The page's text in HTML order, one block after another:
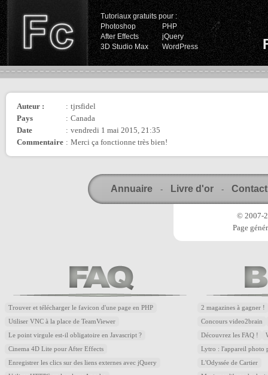
Tutoriaux gratuits pour :
Photoshop
PHP
After Effects
jQuery
3D Studio Max
WordPress
Auteur : : tjrsfidel
Pays
: Canada
Date
: vendredi 1 mai 2015, 21:35
Commentaire : Merci ça fonctionne très bien!
Annuaire - Livre d'or - Contact
© 2007-
Page
Trouver et télécharger le favicon d'une page en PHP
Utiliser VNC à la place de TeamViewer
Le point virgule est-il obligatoire en Javascript ?
Cinema 4D Lite pour After Effects
Enregistrer les clics sur des liens externes avec jQuery
2 magazines à gagner !
Concours video2brain
Découvrez les FAQ !
Lytro : l'appareil photo
L'Odyssée de Cartier